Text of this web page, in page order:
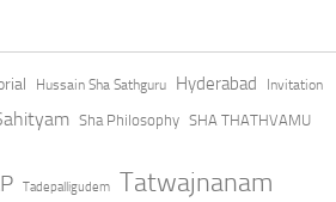
Hussain Sha Sathguru Hyderabad Invitation
Sha Philosophy SHA THATHVAMU
Tadepalligudem Tatwajnanam